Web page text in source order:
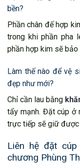
bền?
Phần chân đế hợp
trong khi phần pha
phần hợp kim sẽ bảo
Làm thế nào để vệ
đẹp như mới?
Chỉ cần lau bằng
tẩy mạnh. Đặt cúp ở
trực tiếp sẽ giữ được
Liên hệ đặt
chương Phùng